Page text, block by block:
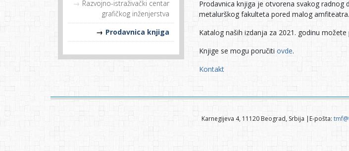
Razvojno-istraživački centar
grafičkog inženjerstva
Prodavnica knjiga
Prodavnica knjiga je otvorena svakog radnog
metalurškog fakulteta pored malog amfiteatra.
Katalog naših izdanja za 2021. godinu
Knjige se mogu poručitiovde.
Kontakt
Karnegijeva 4, 11120 Beograd, Srbija |E-pošta: